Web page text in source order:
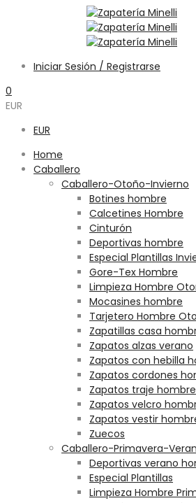
Iniciar Sesión / Registrarse
0
EUR
EUR
Home
Caballero
Caballero-Otoño-Invierno
Botines hombre
Calcetines Hombre
Cinturón
Deportivas hombre
Especial Plantillas
Gore-Tex Hombre
Limpieza Hombre
Mocasines hombre
Tarjetero Hombre
Zapatillas casa
Zapatos alzas verano
Zapatos con hebilla
Zapatos cordones
Zapatos traje hombre
Zapatos velcro
Zapatos vestir
Zuecos
Caballero-Primavera-
Deportivas verano
Especial Plantillas
Limpieza Hombre